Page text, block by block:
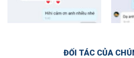
ĐỐI TÁC CỦA